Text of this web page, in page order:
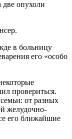
в больницу
его «особо
провериться.
от разных
желудочно-
его ближайшие